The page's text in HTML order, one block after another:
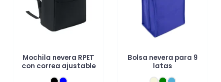
Mochila nevera RPET
con correa ajustable
Bolsa nevera para 9
latas